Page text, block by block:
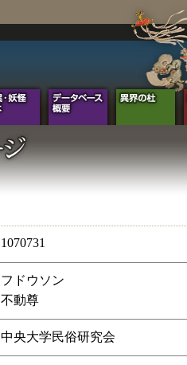
1070731
フドウソン
不動尊
中央大学民俗研究会